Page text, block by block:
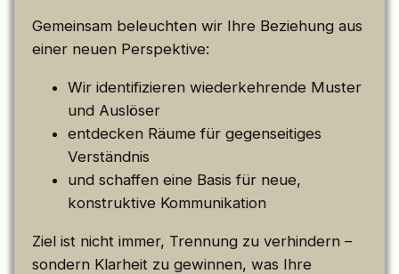
Gemeinsam beleuchten wir Ihre Beziehung aus
einer neuen Perspektive:
Wir identifizieren wiederkehrende Muster
und Auslöser
entdecken Räume für gegenseitiges
Verständnis
und schaffen eine Basis für neue,
konstruktive Kommunikation
Ziel ist nicht immer, Trennung zu verhindern –
sondern Klarheit zu gewinnen, was Ihre